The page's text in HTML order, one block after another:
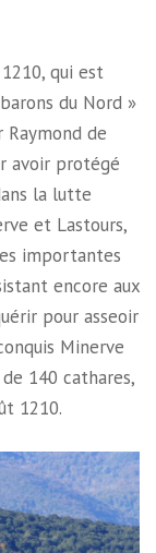
qui est
du Nord »
de
avoir protégé
la lutte
et Lastours,
importantes
encore aux
pour asseoir
Minerve
140 cathares,
1210.